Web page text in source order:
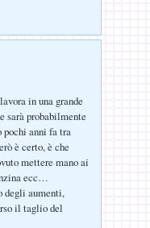
in una grande
sarà probabilmente
pochi anni fa tra
è certo, è che
mettere mano ai
ecc…
degli aumenti,
il taglio del